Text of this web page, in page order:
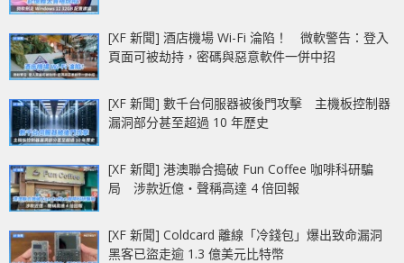
[XF 新聞] 酒店機場 Wi-Fi 淪陷！ 微軟警告：登入
頁面可被劫持，密碼與惡意軟件一併中招
[XF 新聞] 數千台伺服器被後門攻擊 主機板控制器
漏洞部分甚至超過 10 年歷史
[XF 新聞] 港澳聯合搗破 Fun Coffee 咖啡科研騙
局 涉款近億‧聲稱高達 4 倍回報
[XF 新聞] Coldcard 離線「冷錢包」爆出致命漏洞
黑客已盜走逾 1.3 億美元比特幣